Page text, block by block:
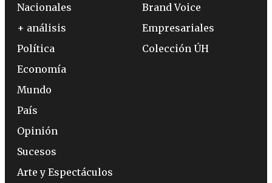
Nacionales
+ análisis
Política
Economía
Mundo
País
Opinión
Sucesos
Arte y Espectáculos
Brand Voice
Empresariales
Colección ÚH